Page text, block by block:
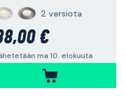
2 versiota
€
ma 10. elokuuta